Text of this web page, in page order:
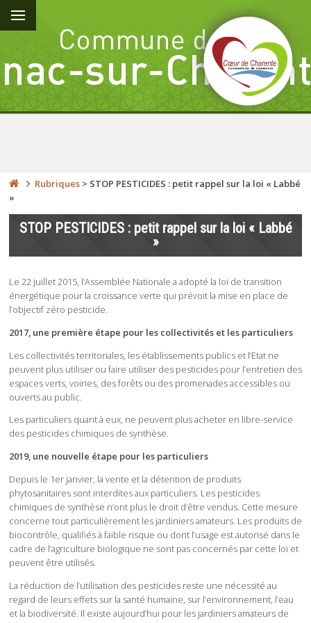
Rubriques > STOP PESTICIDES : petit rappel sur la loi « Labbé
»
STOP PESTICIDES : petit rappel sur la loi « Labbé
»
Le 22 juillet 2015, l’Assemblée Nationale a adopté la loi de transition
énergétique pour la croissance verte qui prévoit la mise en place de
l’objectif zéro pesticide.
2017, une première étape pour les collectivités et les particuliers
Les collectivités territoriales, les établissements publics et l’Etat ne
peuvent plus utiliser ou faire utiliser des pesticides pour l’entretien des
espaces verts, voiries, des forêts ou des promenades accessibles ou
ouverts au public.
Les particuliers quant à eux, ne peuvent plus acheter en libre-service
des pesticides chimiques de synthèse.
2019, une nouvelle étape pour les particuliers
Depuis le 1er janvier, la vente et la détention de produits
phytosanitaires sont interdites aux particuliers. Les pesticides
chimiques de synthèse n’ont plus le droit d’être vendus. Cette mesure
concerne tout particulièrement les jardiniers amateurs. Les produits de
biocontrôle, qualifiés à faible risque ou dont l’usage est autorisé dans le
cadre de l’agriculture biologique ne sont pas concernés par cette loi et
peuvent être utilisés.
La réduction de l’utilisation des pesticides reste une nécessité au
regard de leurs effets sur la santé humaine, sur l’environnement, l’eau
et la biodiversité. Il existe aujourd’hui pour les jardiniers amateurs de